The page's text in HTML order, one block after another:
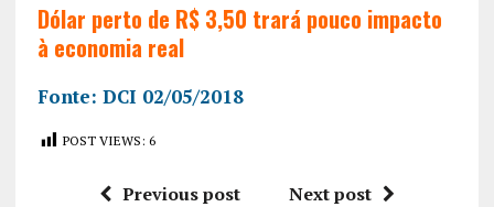
Dólar perto de R$ 3,50 trará pouco impacto
à economia real
Fonte: DCI 02/05/2018
POST VIEWS: 6
Previous post Next post